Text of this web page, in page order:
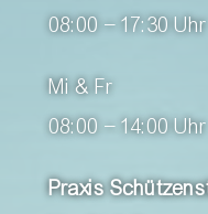
08:00 – 17:30 Uhr
Mi & Fr
08:00 – 14:00 Uhr
Praxis